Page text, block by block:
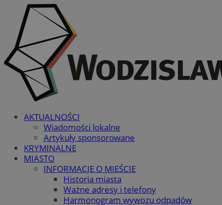
AKTUALNOŚCI
Wiadomości lokalne
Artykuły sponsorowane
KRYMINALNE
MIASTO
INFORMACJE O MIEŚCIE
Historia miasta
Ważne adresy i telefony
Harmonogram wywozu odpadów